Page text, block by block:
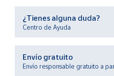
Productos
Solidarios
Ayuda
Centro
¿Tienes alguna duda?
Centro de Ayuda
Envío gratuito
Envío responsable gratuito a